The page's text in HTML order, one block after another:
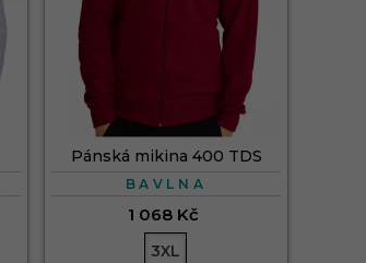
Pánská mikina 400 TDS
BAVLNA
1 068 Kč
3XL